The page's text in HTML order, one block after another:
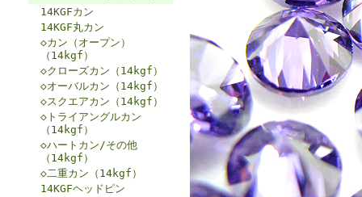
14KGFカン
14KGF丸カン
◇カン（オープン）
（14kgf）
◇クローズカン（14kgf）
◇オーバルカン（14kgf）
◇スクエアカン（14kgf）
◇トライアングルカン
（14kgf）
◇ハートカン/その他
（14kgf）
◇二重カン（14kgf）
14KGFヘッドピン